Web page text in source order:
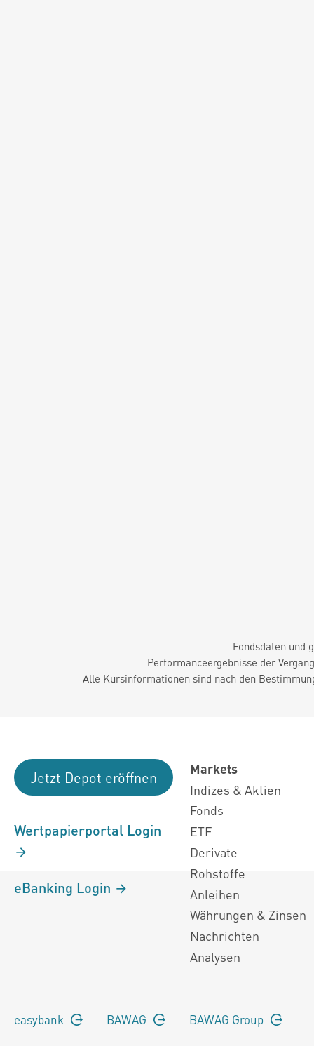
Fondsdaten und
Performanceergebnisse der
Alle Kursinformationen sind nach den
Jetzt Depot eröffnen
Wertpapierportal Login
eBanking Login
Markets
Indizes & Aktien
Fonds
ETF
Derivate
Rohstoffe
Anleihen
Währungen & Zinsen
Nachrichten
Analysen
easybank BAWAG BAWAG Group